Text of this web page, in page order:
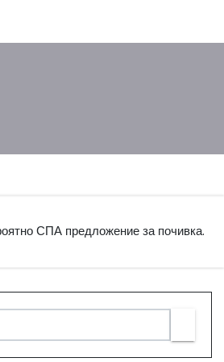
СПА предложение за почивка.